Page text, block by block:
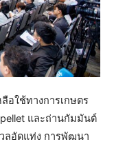
อใช้ทางการเกษตร
และถ่านกัมมันต์
ลอัดแท่ง การพัฒนา